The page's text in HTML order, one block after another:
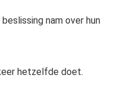
nam over hun
hetzelfde doet.